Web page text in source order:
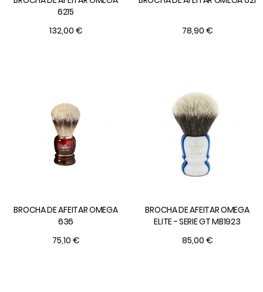
6215
132,00 €
78,90 €
BROCHA DE AFEITAR OMEGA
636
75,10 €
BROCHA DE AFEITAR OMEGA
ELITE - SERIE GT MB1923
85,00 €